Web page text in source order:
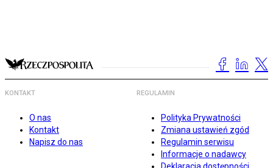
KONTAKT
O nas
Kontakt
Napisz do nas
REGULAMIN
Polityka Prywatności
Zmiana ustawień zgód
Regulamin serwisu
Informacje o nadawcy